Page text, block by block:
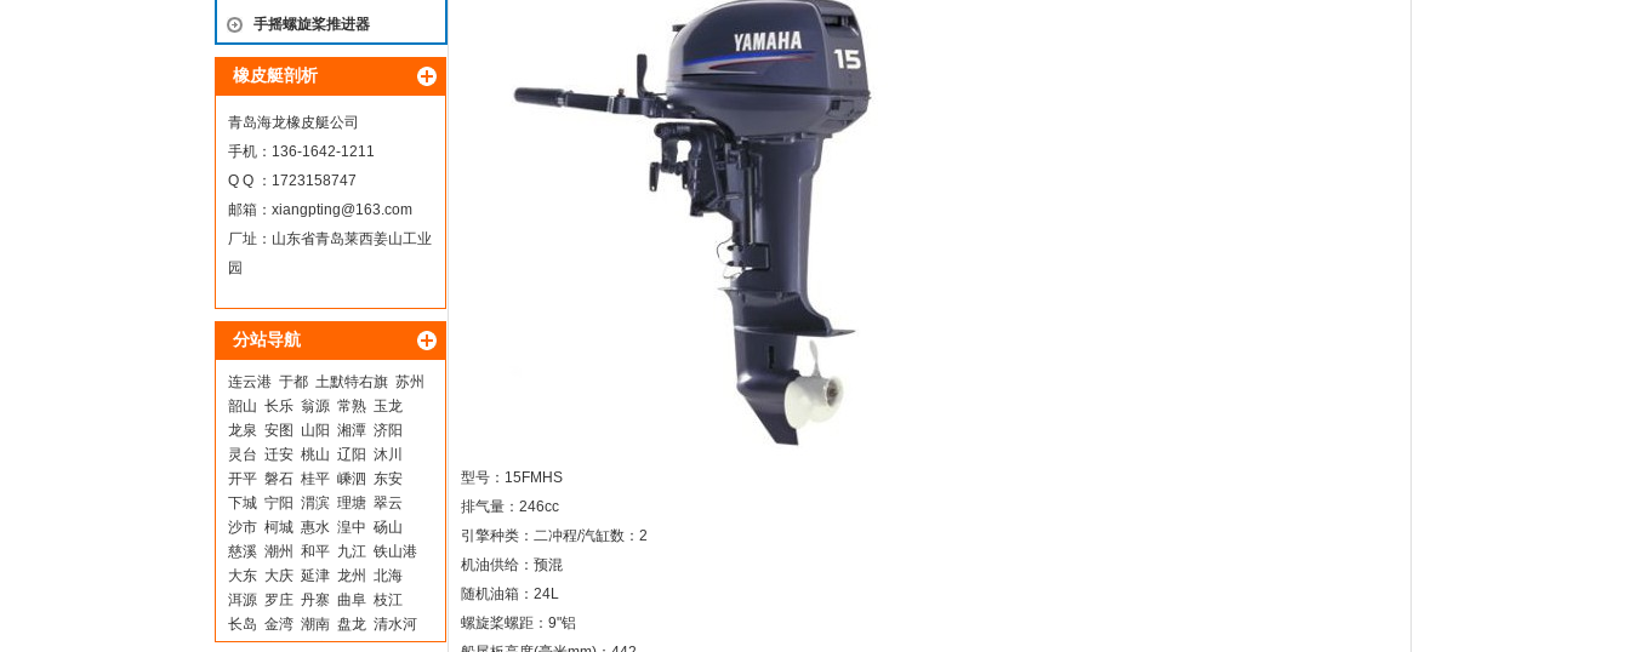
手摇螺旋桨推进器
橡皮艇剖析
青岛海龙橡皮艇公司
手机：136-1642-1211
Q Q ：1723158747
邮箱： xiangpting@163.com
厂址：山东省青岛莱西姜山工业
园
分站导航
连云港 于都 土默特右旗 苏州
韶山 长乐 翁源 常熟 玉龙
龙泉 安图 山阳 湘潭 济阳
灵台 迁安 桃山 辽阳 沐川
开平 磐石 桂平 嵊泗
东安
下城 宁阳 渭滨 理塘 翠云
沙市 柯城 惠水 湟中 砀山
慈溪 潮州 和平 九江 铁山港
大东 大庆 延津 龙州 北海
洱源 罗庄 丹寨 曲阜 枝江
长岛 金湾 潮南 盘龙 清水河
型号：15FMHS
排气量：246cc
引擎种类：二冲程/汽缸数：2
机油供给：预混
随机油箱：24L
螺旋桨螺距：9"铝